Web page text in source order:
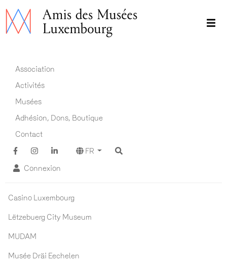
Aller
au
Main navigation FR
Association
Activités
Musées
Adhésion, Dons, Boutique
Contact
FR
Connexion
Musées ADM
Casino Luxembourg
Lëtzebuerg City Museum
MUDAM
Musée Dräi Eechelen